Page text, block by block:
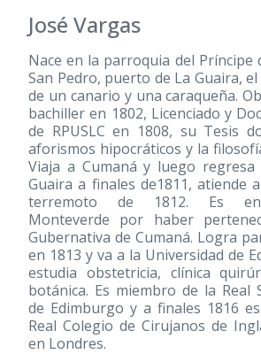
José Vargas
Nace en la parroquia del Príncipe
San Pedro, puerto de La Guaira,
de un canario y una caraqueña.
bachiller en 1802, Licenciado y
de RPUSLC en 1808, su Tesis
aforismos hipocráticos y la
Viaja a Cumaná y luego
Guaira a finales de1811, atiende
terremoto de 1812. Es
Monteverde por haber
Gubernativa de Cumaná. Logra
en 1813 y va a la Universidad de
estudia obstetricia, clínica
botánica. Es miembro de la Real
de Edimburgo y a finales 1816
Real Colegio de Cirujanos de
en Londres.